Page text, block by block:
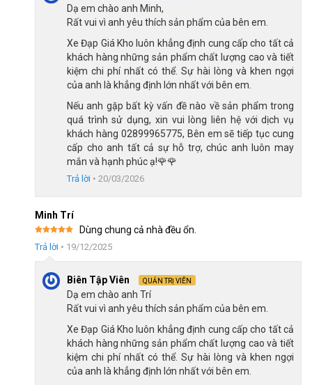
Phuộc giảm xóc lò xo linh hoạt di chuyển trên đường thành phố
Bộ truyền động Shimano Tourney
Xe đạp thể thao Thống Nhất SPD V5 được trang bị bộ truyền
động Shimano Tourney, thương hiệu nổi tiếng đến từ Nhật Bản,
Tay đề Shimano chính xác, sang số nhẹ.
Gạt đĩa và gạt líp Shimano Tourney cho khả năng sang
độ linh hoạt, phù hợp cho cả đường bằng và đường dốc nhẹ.
Bộ truyền động Shimano mang lại cảm giác vận hành mượt, ổn
định dù là người mới bắt đầu sử dụng, bạn vẫn dễ dàng làm chủ
tốc độ của mình.
Dạ em chào anh Minh,
Rất vui vì anh yêu thích sản phẩm của bên em.
Xe Đạp Giá Kho luôn khẳng định cung cấp cho tất cả
khách hàng những sản phẩm chất lượng cao và tiết
kiệm chi phí nhất có thể. Sự hài lòng và khen ngợi
của anh là khẳng định lớn nhất với bên em.
Nếu anh gặp bất kỳ vấn đề nào về sản phẩm trong
quá trình sử dụng, xin vui lòng liên hệ với dịch vụ
khách hàng 02899965775, Bên em sẽ tiếp tục cung
cấp cho anh tất cả sự hỗ trợ, chúc anh luôn may
mắn và hạnh phúc ạ!🌹🌹
Trả lời • 20/03/2026
Minh Trí
Được xếp
hạng5 5
Dùng chung cả nhà đều ổn.
Trả lời • 19/12/2025
Biên Tập Viên QUẢN TRỊ VIÊN
Dạ em chào anh Trí
Rất vui vì anh yêu thích sản phẩm của bên em.
Xe Đạp Giá Kho luôn khẳng định cung cấp cho tất cả
khách hàng những sản phẩm chất lượng cao và tiết
kiệm chi phí nhất có thể. Sự hài lòng và khen ngợi
của anh là khẳng định lớn nhất với bên em.